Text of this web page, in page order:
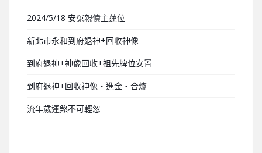
2024/5/18 安冤親債主蓮位
新北市永和到府退神+回收神像
到府退神+神像回收+祖先牌位安置
到府退神+回收神像‧進金‧合爐
流年歲運煞不可輕忽